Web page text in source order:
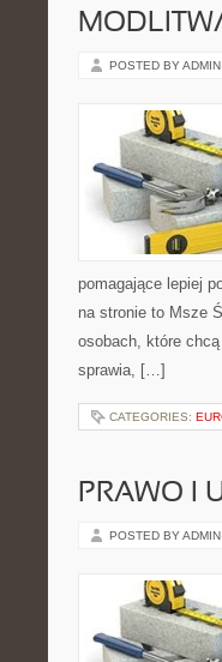
POSTED BY ADMIN
pomagające lepiej
na stronie to Msze
osobach, które
sprawia, […]
CATEGORIES:
PRAWO I
POSTED BY ADMIN